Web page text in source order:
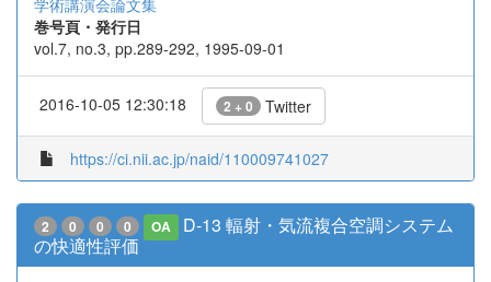
学術講演会論文集
巻号頁・発行日
vol.7, no.3, pp.289-292, 1995-09-01
2016-10-05 12:30:18 2 + 0 Twitter
https://ci.nii.ac.jp/naid/110009741027
2 0 0 0 OA
D-13 輻射・気流複合空調システム
の快適性評価